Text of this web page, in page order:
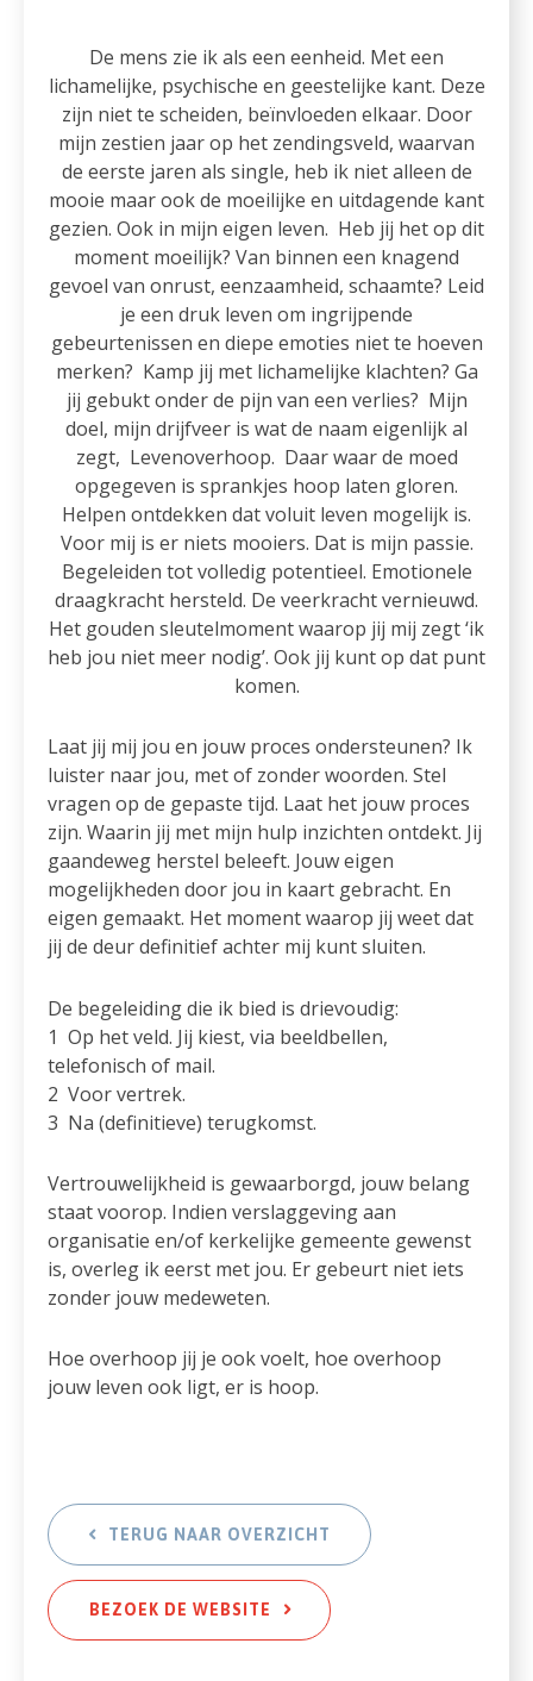
De mens zie ik als een eenheid. Met een
lichamelijke, psychische en geestelijke kant. Deze
zijn niet te scheiden, beïnvloeden elkaar. Door
mijn zestien jaar op het zendingsveld, waarvan
de eerste jaren als single, heb ik niet alleen de
mooie maar ook de moeilijke en uitdagende kant
gezien. Ook in mijn eigen leven. Heb jij het op dit
moment moeilijk? Van binnen een knagend
gevoel van onrust, eenzaamheid, schaamte? Leid
je een druk leven om ingrijpende
gebeurtenissen en diepe emoties niet te hoeven
merken? Kamp jij met lichamelijke klachten? Ga
jij gebukt onder de pijn van een verlies? Mijn
doel, mijn drijfveer is wat de naam eigenlijk al
zegt, Levenoverhoop. Daar waar de moed
opgegeven is sprankjes hoop laten gloren.
Helpen ontdekken dat voluit leven mogelijk is.
Voor mij is er niets mooiers. Dat is mijn passie.
Begeleiden tot volledig potentieel. Emotionele
draagkracht hersteld. De veerkracht vernieuwd.
Het gouden sleutelmoment waarop jij mij zegt ‘ik
heb jou niet meer nodig’. Ook jij kunt op dat punt
komen.
Laat jij mij jou en jouw proces ondersteunen? Ik
luister naar jou, met of zonder woorden. Stel
vragen op de gepaste tijd. Laat het jouw proces
zijn. Waarin jij met mijn hulp inzichten ontdekt. Jij
gaandeweg herstel beleeft. Jouw eigen
mogelijkheden door jou in kaart gebracht. En
eigen gemaakt. Het moment waarop jij weet dat
jij de deur definitief achter mij kunt sluiten.
De begeleiding die ik bied is drievoudig:
1 Op het veld. Jij kiest, via beeldbellen,
telefonisch of mail.
2 Voor vertrek.
3 Na (definitieve) terugkomst.
Vertrouwelijkheid is gewaarborgd, jouw belang
staat voorop. Indien verslaggeving aan
organisatie en/of kerkelijke gemeente gewenst
is, overleg ik eerst met jou. Er gebeurt niet iets
zonder jouw medeweten.
Hoe overhoop jij je ook voelt, hoe overhoop
jouw leven ook ligt, er is hoop.
TERUG NAAR OVERZICHT
BEZOEK DE WEBSITE